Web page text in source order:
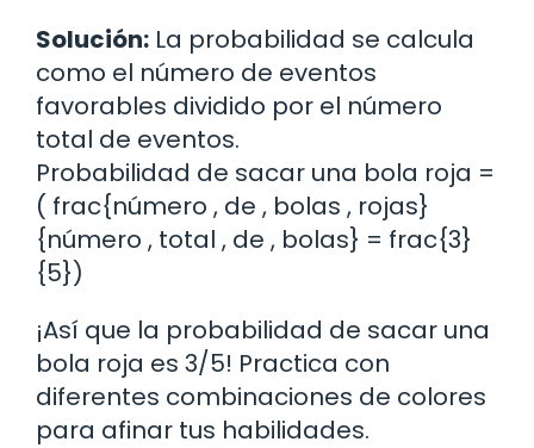
Solución: La probabilidad se calcula
como el número de eventos
favorables dividido por el número
total de eventos.
Probabilidad de sacar una bola roja =
( frac{número , de , bolas , rojas}
{número , total , de , bolas} = frac{3}
{5})
¡Así que la probabilidad de sacar una
bola roja es 3/5! Practica con
diferentes combinaciones de colores
para afinar tus habilidades.